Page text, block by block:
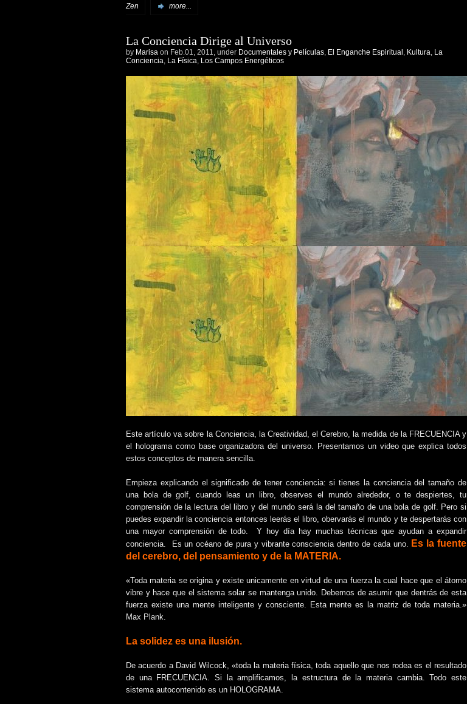
Zen more...
La Conciencia Dirige al Universo
by Marisa on Feb.01, 2011, under Documentales y Películas El Enganche Espiritual Kultura La
Conciencia La Física Los Campos Energéticos
Este artículo va sobre la Conciencia, la Creatividad, el Cerebro, la medida de la FRECUENCIA y
el holograma como base organizadora del universo. Presentamos un video que explica todos
estos conceptos de manera sencilla.
Empieza explicando el significado de tener conciencia: si tienes la conciencia del tamaño de
una bola de golf, cuando leas un libro, observes el mundo alrededor, o te despiertes, tu
comprensión de la lectura del libro y del mundo será la del tamaño de una bola de golf. Pero si
puedes expandir la conciencia entonces leerás el libro, obervarás el mundo y te despertarás con
una mayor comprensión de todo. Y hoy día hay muchas técnicas que ayudan a expandir
conciencia. Es un océano de pura y vibrante consciencia dentro de cada uno.
Es la fuente
del cerebro, del pensamiento y de la MATERIA.
«Toda materia se origina y existe unicamente en virtud de una fuerza la cual hace que el átomo
vibre y hace que el sistema solar se mantenga unido. Debemos de asumir que dentrás de esta
fuerza existe una mente inteligente y consciente. Esta mente es la matriz de toda materia.»
Max Plank.
La solidez es una ilusión.
De acuerdo a David Wilcock, «toda la materia física, toda aquello que nos rodea es el resultado
de una FRECUENCIA. Si la amplificamos, la estructura de la materia cambia. Todo este
sistema autocontenido es un HOLOGRAMA.